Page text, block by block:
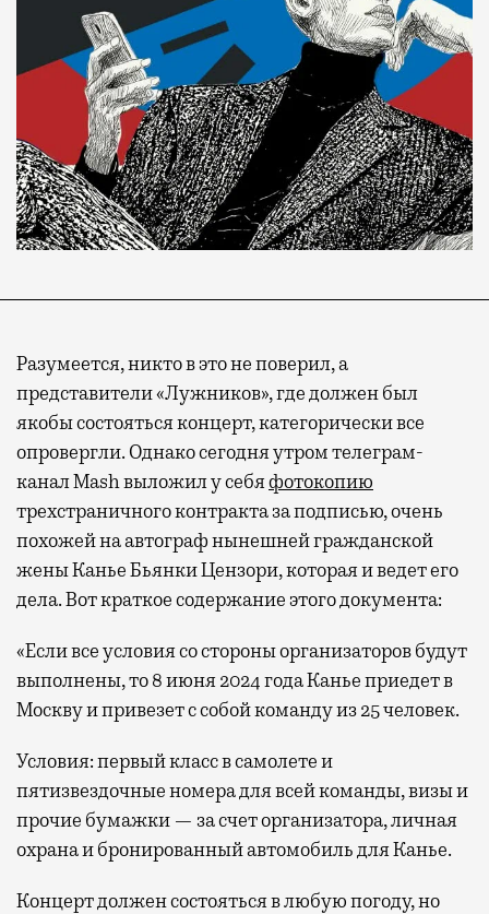
Разумеется, никто в это не поверил, а
представители «Лужников», где должен был
якобы состояться концерт, категорически все
опровергли. Однако сегодня утром телеграм-
канал Mash выложил у себяфотокопию
трехстраничного контракта за подписью, очень
похожей на автограф нынешней гражданской
жены Канье Бьянки Цензори, которая и ведет его
дела. Вот краткое содержание этого документа:
«Если все условия со стороны организаторов будут
выполнены, то 8 июня 2024 года Канье приедет в
Москву и привезет с собой команду из 25 человек.
Условия: первый класс в самолете и
пятизвездочные номера для всей команды, визы и
прочие бумажки — за счет организатора, личная
охрана и бронированный автомобиль для Канье.
Концерт должен состояться в любую погоду, но